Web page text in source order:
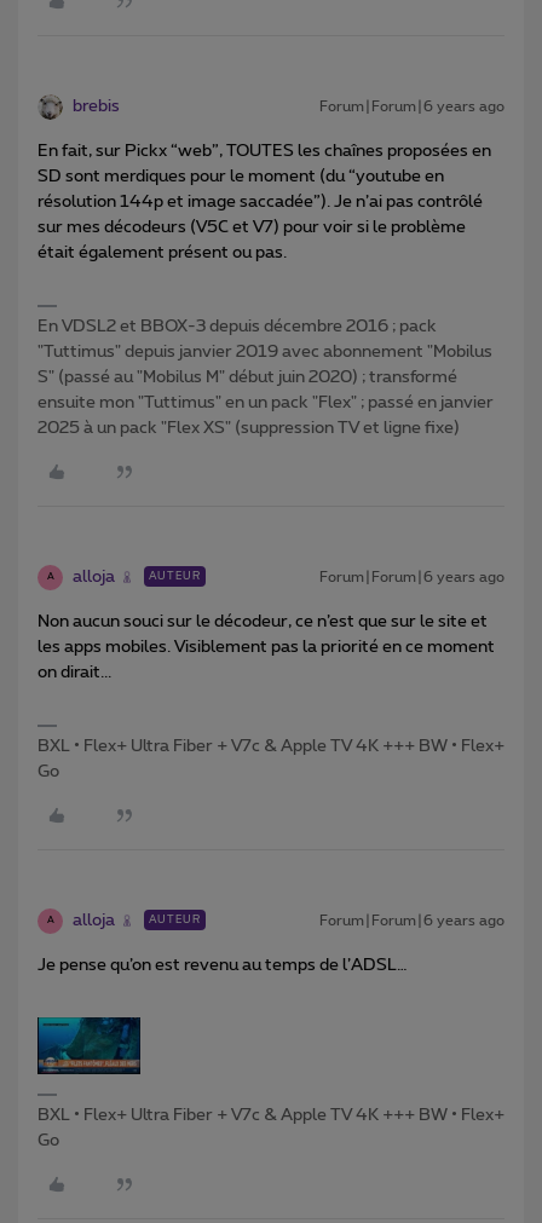
brebis Forum|Forum|6 years ago
En fait, sur Pickx “web”, TOUTES les chaînes proposées en
SD sont merdiques pour le moment (du “youtube en
résolution 144p et image saccadée”). Je n’ai pas contrôlé
sur mes décodeurs (V5C et V7) pour voir si le problème
était également présent ou pas.
En VDSL2 et BBOX-3 depuis décembre 2016 ; pack
"Tuttimus" depuis janvier 2019 avec abonnement "Mobilus
S" (passé au "Mobilus M" début juin 2020) ; transformé
ensuite mon "Tuttimus" en un pack "Flex" ; passé en janvier
2025 à un pack "Flex XS" (suppression TV et ligne fixe)
A alloja AUTEUR Forum|Forum|6 years ago
Non aucun souci sur le décodeur, ce n’est que sur le site et
les apps mobiles. Visiblement pas la priorité en ce moment
on dirait...
BXL • Flex+ Ultra Fiber + V7c & Apple TV 4K +++ BW • Flex+
Go
A alloja AUTEUR Forum|Forum|6 years ago
Je pense qu’on est revenu au temps de l’ADSL…
BXL • Flex+ Ultra Fiber + V7c & Apple TV 4K +++ BW • Flex+
Go